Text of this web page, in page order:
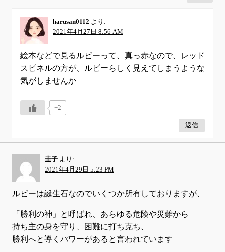
harusan0112 より:
2021年4月27日 8:56 AM
絵本などで見るルビーって、真っ赤なので、レッド
スピネルの方が、ルビーらしく見えてしまうような
気がしませんか
+2
返信
圭子 より:
2021年4月29日 5:23 PM
ルビーは誕生石なのでいくつか所有しておりますが、
「勝利の神」と呼ばれ、あらゆる危険や災難から
持ち主の身を守り、困難に打ち克ち、
勝利へと導くパワーがあると言われています